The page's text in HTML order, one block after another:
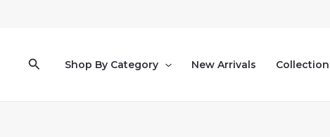
PaieškaShop By Category New Arrivals